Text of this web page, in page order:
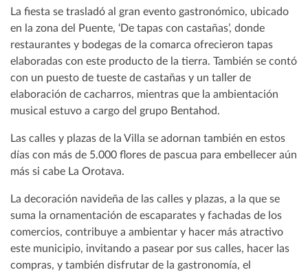
La fiesta se trasladó al gran evento gastronómico, ubicado
en la zona del Puente, ‘De tapas con castañas’, donde
restaurantes y bodegas de la comarca ofrecieron tapas
elaboradas con este producto de la tierra. También se contó
con un puesto de tueste de castañas y un taller de
elaboración de cacharros, mientras que la ambientación
musical estuvo a cargo del grupo Bentahod.
Las calles y plazas de la Villa se adornan también en estos
días con más de 5.000 flores de pascua para embellecer aún
más si cabe La Orotava.
La decoración navideña de las calles y plazas, a la que se
suma la ornamentación de escaparates y fachadas de los
comercios, contribuye a ambientar y hacer más atractivo
este municipio, invitando a pasear por sus calles, hacer las
compras, y también disfrutar de la gastronomía, el